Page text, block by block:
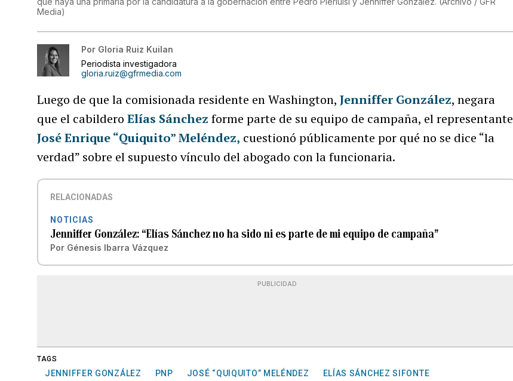
Media)
Por Gloria Ruiz Kuilan
Periodista investigadora
gloria.ruiz@gfrmedia.com
Luego de que la comisionada residente en Washington,Jenniffer González, negara
que el cabilderoElías Sánchez forme parte de su equipo de campaña, el representante
José Enrique “Quiquito” Meléndez, cuestionó públicamente por qué no se dice “la
verdad” sobre el supuesto vínculo del abogado con la funcionaria.
RELACIONADAS
NOTICIAS
Jenniffer González: “Elías Sánchez no ha sido ni es parte de mi equipo de campaña”
Por Génesis Ibarra Vázquez
PUBLICIDAD
TAGS
JENNIFFER GONZÁLEZ PNP JOSÉ “QUIQUITO” MELÉNDEZ ELÍAS SÁNCHEZ SIFONTE